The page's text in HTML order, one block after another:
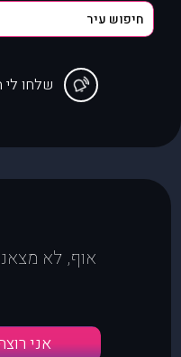
שלחו
אוף, לא
אני